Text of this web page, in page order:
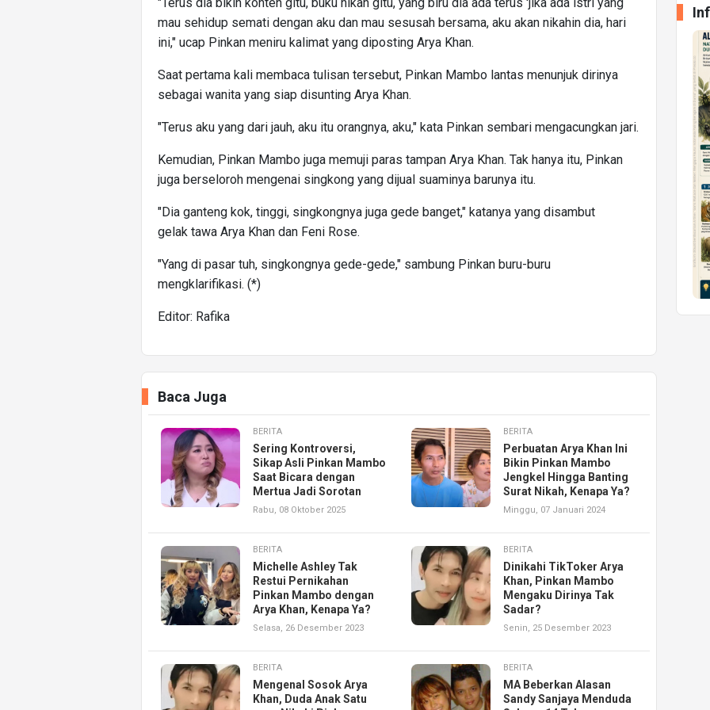
mau sehidup semati dengan aku dan mau sesusah bersama, aku akan nikahin dia, hari
ini," ucap Pinkan meniru kalimat yang diposting Arya Khan.
Saat pertama kali membaca tulisan tersebut, Pinkan Mambo lantas menunjuk dirinya
sebagai wanita yang siap disunting Arya Khan.
"Terus aku yang dari jauh, aku itu orangnya, aku," kata Pinkan sembari mengacungkan jari.
Kemudian, Pinkan Mambo juga memuji paras tampan Arya Khan. Tak hanya itu, Pinkan
juga berseloroh mengenai singkong yang dijual suaminya barunya itu.
"Dia ganteng kok, tinggi, singkongnya juga gede banget," katanya yang disambut
gelak tawa Arya Khan dan Feni Rose.
"Yang di pasar tuh, singkongnya gede-gede," sambung Pinkan buru-buru
mengklarifikasi. (*)
Editor: Rafika
Baca Juga
BERITA
Sering Kontroversi,
Sikap Asli Pinkan Mambo
Saat Bicara dengan
Mertua Jadi Sorotan
Rabu, 08 Oktober 2025
BERITA
Perbuatan Arya Khan Ini
Bikin Pinkan Mambo
Jengkel Hingga Banting
Surat Nikah, Kenapa Ya?
Minggu, 07 Januari 2024
BERITA
Michelle Ashley Tak
Restui Pernikahan
Pinkan Mambo dengan
Arya Khan, Kenapa Ya?
Selasa, 26 Desember 2023
BERITA
Dinikahi TikToker Arya
Khan, Pinkan Mambo
Mengaku Dirinya Tak
Sadar?
Senin, 25 Desember 2023
BERITA
Mengenal Sosok Arya
Khan, Duda Anak Satu
BERITA
MA Beberkan Alasan
Sandy Sanjaya Menduda